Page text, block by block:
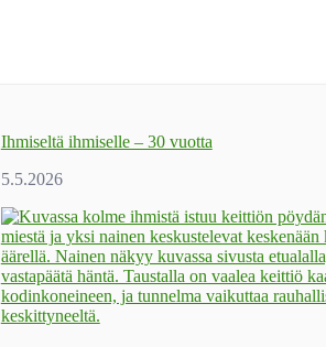
Ihmiseltä ihmiselle – 30 vuotta